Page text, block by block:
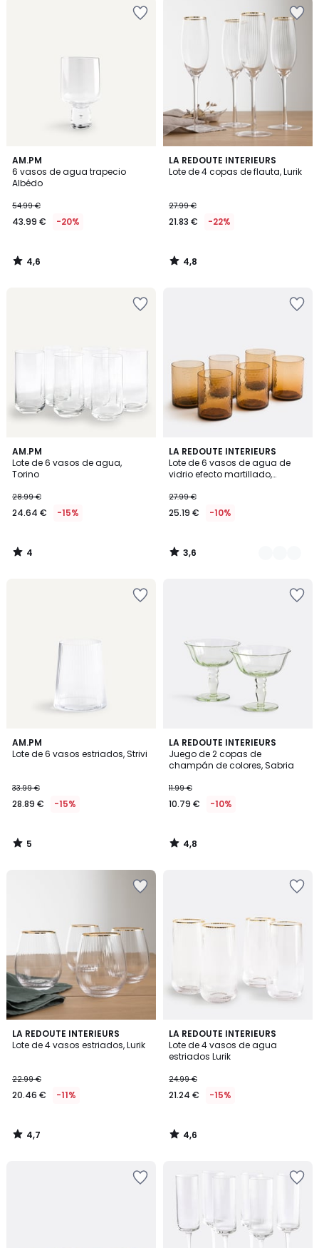
AM.PM
6 vasos de agua trapecio
Albédo
54.99 €
43.99 € -20%
4,6
/ 5
4,6
/
LA REDOUTE INTERIEURS
Lote de 4 copas de flauta, Lurik
27.99 €
21.83 € -22%
4,8
/ 5
4,8
/
AM.PM
Lote de 6 vasos de agua,
Torino
28.99 €
24.64 € -15%
4
/
5
4
/
LA REDOUTE INTERIEURS
Lote de 6 vasos de agua de
vidrio efecto martillado,
27.99 €
25.19 € -10%
3,6
/ 5
2
Colores
3,6
/
AM.PM
Lote de 6 vasos estriados, Strivi
33.99 €
28.89 € -15%
5
/
5
/
LA REDOUTE INTERIEURS
Juego de 2 copas de
champán de colores, Sabria
11.99 €
10.79 € -10%
4,8
/ 5
4,8
/
LA REDOUTE INTERIEURS
Lote de 4 vasos estriados, Lurik
22.99 €
20.46 € -11%
4,7
/ 5
4,7
/
LA REDOUTE INTERIEURS
Lote de 4 vasos de agua
estriados Lurik
24.99 €
21.24 € -15%
4,6
/ 5
4,6
/